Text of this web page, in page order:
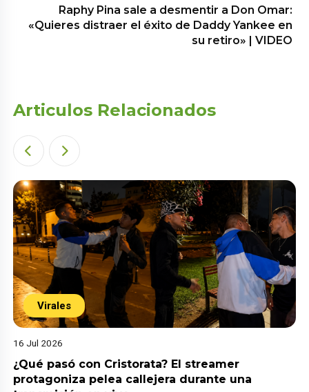
Raphy Pina sale a desmentir a Don Omar:
«Quieres distraer el éxito de Daddy Yankee en
su retiro» | VIDEO
Articulos Relacionados
Virales
16 Jul 2026
¿Qué pasó con Cristorata? El streamer
protagoniza pelea callejera durante una